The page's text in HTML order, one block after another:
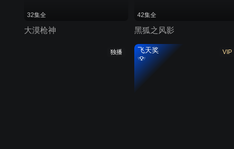
32集全
大漠枪神
42集全
黑狐之风影
独播 VIP
飞天奖